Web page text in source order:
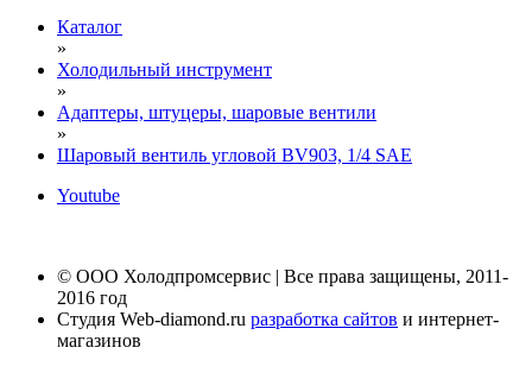
Каталог
»
Холодильный инструмент
»
Адаптеры, штуцеры, шаровые вентили
»
Шаровый вентиль угловой BV903, 1/4 SAE
Youtube
© ООО Холодпромсервис | Все права защищены, 2011-
2016 год
Студия Web-diamond.ru разработка сайтов и интернет-
магазинов